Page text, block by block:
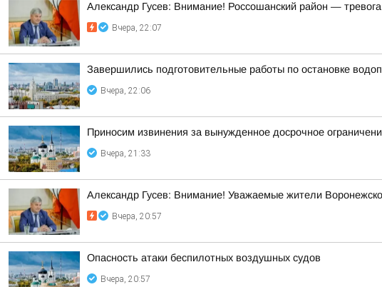
Александр Гусев: Внимание! Россошанский район —
Вчера, 22:07
Завершились подготовительные работы по остановке
Вчера, 22:06
Приносим извинения за вынужденное досрочное
Вчера, 21:33
Александр Гусев: Внимание! Уважаемые жители
Вчера, 20:57
Опасность атаки беспилотных воздушных судов
Вчера, 20:57